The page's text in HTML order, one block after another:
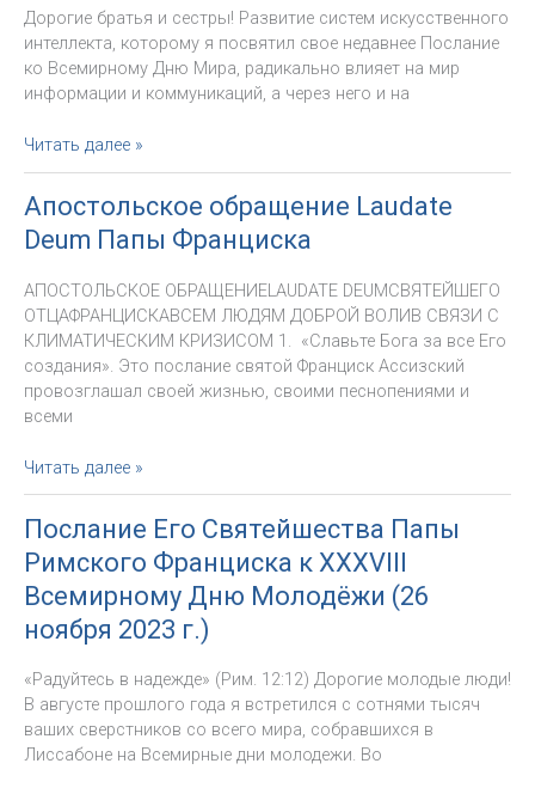
Дорогие братья и сестры! Развитие систем искусственного
интеллекта, которому я посвятил свое недавнее Послание
ко Всемирному Дню Мира, радикально влияет на мир
информации и коммуникаций, а через него и на
«Искусственный
интеллект
и
мудрость
сердца:
пути
к
полностью
человеческому
общению».
Послание
к
58-
му
Всемирному
дню
социальных
коммуникаций
Читать далее »
Апостольское обращение Laudate
Deum Папы Франциска
АПОСТОЛЬСКОЕ ОБРАЩЕНИЕLAUDATE DEUMСВЯТЕЙШЕГО
ОТЦАФРАНЦИСКАВСЕМ ЛЮДЯМ ДОБРОЙ ВОЛИВ СВЯЗИ С
КЛИМАТИЧЕСКИМ КРИЗИСОМ 1. «Славьте Бога за все Его
создания». Это послание святой Франциск Ассизский
провозглашал своей жизнью, своими песнопениями и
всеми
Апостольское
обращение
Laudate
Deum
Папы
Франциска
Читать далее »
Послание Его Святейшества Папы
Римского Франциска к XXXVIII
Всемирному Дню Молодёжи (26
ноября 2023 г.)
«Радуйтесь в надежде» (Рим. 12:12) Дорогие молодые люди!
В августе прошлого года я встретился с сотнями тысяч
ваших сверстников со всего мира, собравшихся в
Лиссабоне на Всемирные дни молодежи. Во